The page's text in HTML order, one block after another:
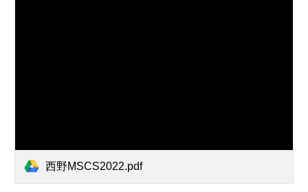
西野MSCS2022.pdf